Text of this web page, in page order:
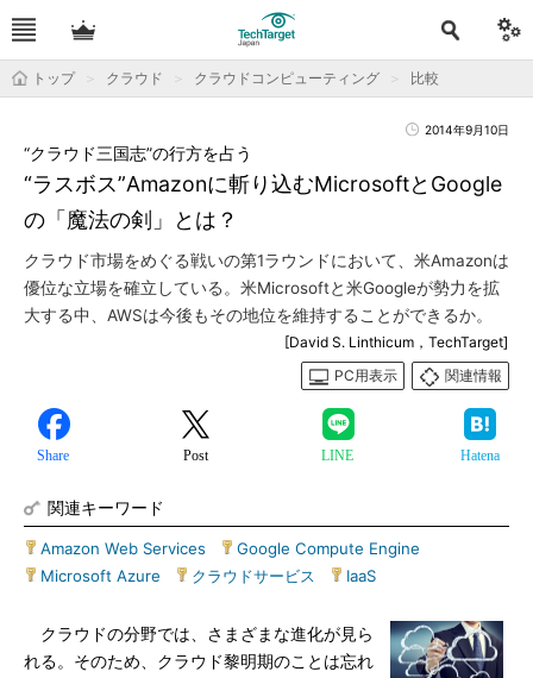
トップ クラウド クラウドコンピューティング 比較
2014年9月10日
“ラスボス”Amazonに斬り込むMicrosoftとGoogle
の「魔法の剣」とは？
“クラウド三国志”の行方を占う
クラウド市場をめぐる戦いの第1ラウンドにおいて、米Amazonは
優位な立場を確立している。米Microsoftと米Googleが勢力を拡
大する中、AWSは今後もその地位を維持することができるか。
[David S. Linthicum，TechTarget]
PC用表示
関連情報
Share Post LINE Hatena
関連キーワード
Amazon Web Services Google Compute Engine
Microsoft Azure
クラウドサービス IaaS
クラウドの分野では、さまざまな進化が見ら
れる。そのため、クラウド黎明期のことは忘れ